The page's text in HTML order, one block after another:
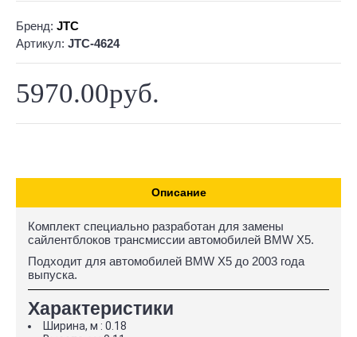
Бренд: JTC
Артикул: JTC-4624
5970.00руб.
Описание
Комплект специально разработан для замены
сайлентблоков трансмиссии автомобилей BMW X5.
Подходит для автомобилей BMW X5 до 2003 года
выпуска.
Характеристики
Ширина, м : 0.18